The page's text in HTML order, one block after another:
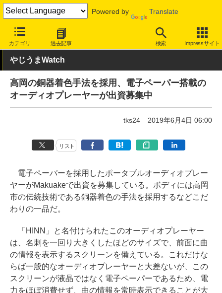
Powered by Translate
カテゴリ 過去記事 検索 Impressサイト
INTERNET Watch トピック
やじうまWatch
高岡の銅器着色手法を採用、電子ペーパー搭載の
オーディオプレーヤーが出資募集中
tks24 2019年6月4日 06:00
リスト
電子ペーパーを採用したポータブルオーディオプレー
ヤーがMakuakeで出資を募集している。ボディには高岡
市の伝統技術である銅器着色の手法を採用するなどこだ
わりの一品だ。
「HINN」と名付けられたこのオーディオプレーヤー
は、名刺を一回り大きくしたほどのサイズで、前面に曲
の情報を表示するスクリーンを備えている。これだけな
らば一般的なオーディオプレーヤーと大差ないが、この
スクリーンが液晶ではなく電子ペーパーであるため、電
力をほぼ消費せず、曲の情報を常時表示できることが大